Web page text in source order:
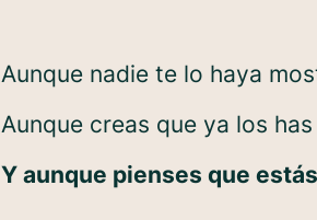
Aunque nadie te lo haya
Aunque creas que ya los
Y aunque pienses que